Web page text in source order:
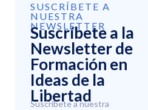
SUSCRÍBETE A
NUESTRA
NEWSLETTER
Suscríbete a la
Newsletter de
Formación en
Ideas de la
Libertad
Suscríbete a nuestra